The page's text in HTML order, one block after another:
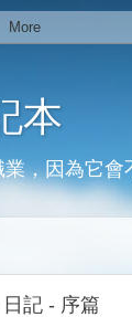
本
，因為它
記 - 序篇